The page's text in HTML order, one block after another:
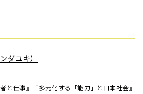
ダユキ）
と仕事』『多元化する「能力」と日本社会』